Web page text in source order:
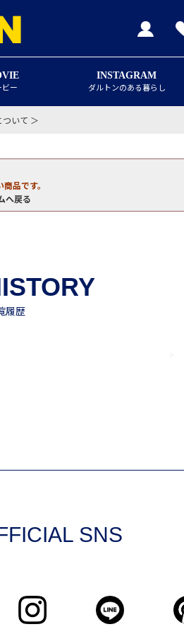
ビー
INSTAGRAM
ダルトンのある暮らし
いて ＞
品です。
へ戻る
SNS